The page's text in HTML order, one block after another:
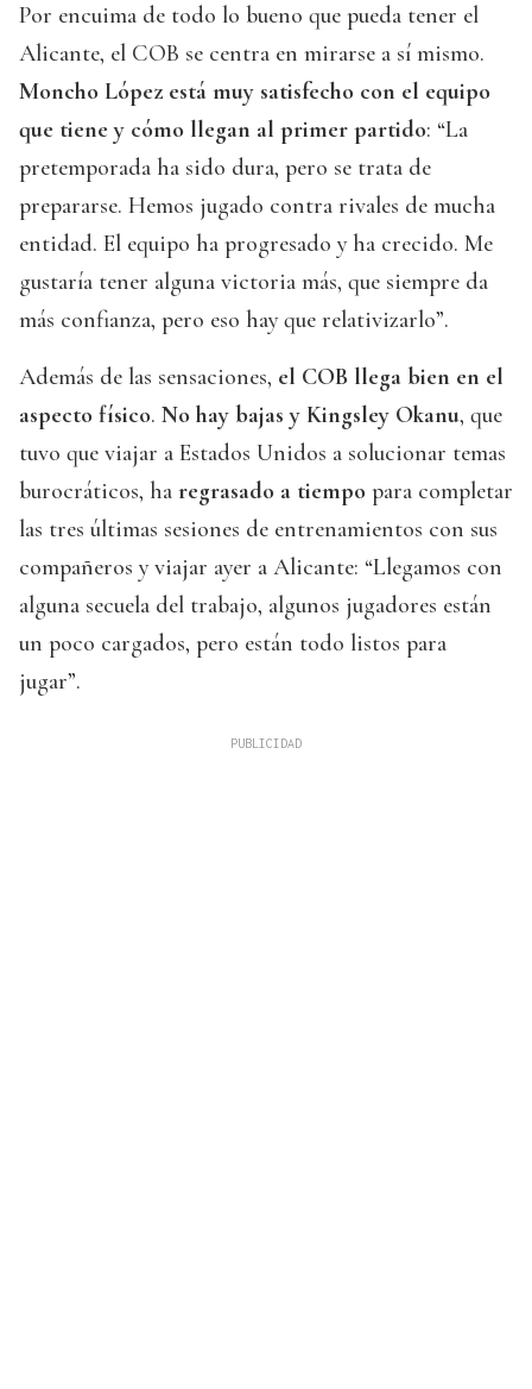
Por encuima de todo lo bueno que pueda tener el
Alicante, el COB se centra en mirarse a sí mismo.
Moncho López está muy satisfecho con el equipo
que tiene y cómo llegan al primer partido: “La
pretemporada ha sido dura, pero se trata de
prepararse. Hemos jugado contra rivales de mucha
entidad. El equipo ha progresado y ha crecido. Me
gustaría tener alguna victoria más, que siempre da
más confianza, pero eso hay que relativizarlo”.
Además de las sensaciones, el COB llega bien en el
aspecto físico. No hay bajas y Kingsley Okanu, que
tuvo que viajar a Estados Unidos a solucionar temas
burocráticos, ha regrasado a tiempo para completar
las tres últimas sesiones de entrenamientos con sus
compañeros y viajar ayer a Alicante: “Llegamos con
alguna secuela del trabajo, algunos jugadores están
un poco cargados, pero están todo listos para
jugar”.